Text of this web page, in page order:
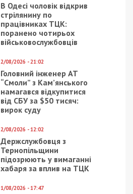
В Одесі чоловік відкрив
стрілянину по
працівниках ТЦК:
поранено чотирьох
військовослужбовців
2/08/2026 - 21:02
Головний інженер АТ
“Смоли” з Кам’янського
намагався відкупитися
від СБУ за $50 тисяч:
вирок суду
2/08/2026 - 12:02
Держслужбовця з
Тернопільщини
підозрюють у вимаганні
хабаря за вплив на ТЦК
1/08/2026 - 17:47